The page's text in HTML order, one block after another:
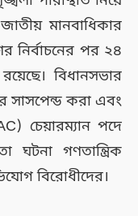
মানবাধিকার
নির্বাচনের পর ২৪
বিধানসভার
সাসপেন্ড করা এবং
চেয়ারম্যান পদে
গণতান্ত্রিক
বিরোধীদের।